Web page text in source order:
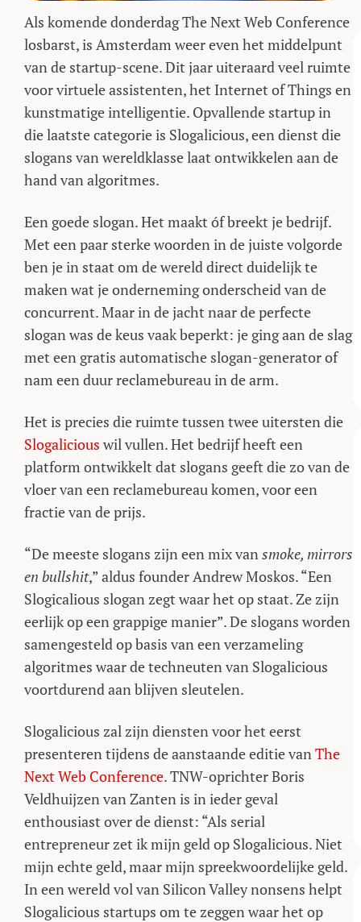
Als komende donderdag The Next Web Conference
losbarst, is Amsterdam weer even het middelpunt
van de startup-scene. Dit jaar uiteraard veel ruimte
voor virtuele assistenten, het Internet of Things en
kunstmatige intelligentie. Opvallende startup in
die laatste categorie is Slogalicious, een dienst die
slogans van wereldklasse laat ontwikkelen aan de
hand van algoritmes.
Een goede slogan. Het maakt óf breekt je bedrijf.
Met een paar sterke woorden in de juiste volgorde
ben je in staat om de wereld direct duidelijk te
maken wat je onderneming onderscheid van de
concurrent. Maar in de jacht naar de perfecte
slogan was de keus vaak beperkt: je ging aan de slag
met een gratis automatische slogan-generator of
nam een duur reclamebureau in de arm.
Het is precies die ruimte tussen twee uitersten die
Slogalicious wil vullen. Het bedrijf heeft een
platform ontwikkelt dat slogans geeft die zo van de
vloer van een reclamebureau komen, voor een
fractie van de prijs.
“De meeste slogans zijn een mix vansmoke, mirrors
en bullshit,” aldus founder Andrew Moskos. “Een
Slogicalious slogan zegt waar het op staat. Ze zijn
eerlijk op een grappige manier”. De slogans worden
samengesteld op basis van een verzameling
algoritmes waar de techneuten van Slogalicious
voortdurend aan blijven sleutelen.
Slogalicious zal zijn diensten voor het eerst
presenteren tijdens de aanstaande editie vanThe
Next Web Conference. TNW-oprichter Boris
Veldhuijzen van Zanten is in ieder geval
enthousiast over de dienst: “Als serial
entrepreneur zet ik mijn geld op Slogalicious. Niet
mijn echte geld, maar mijn spreekwoordelijke geld.
In een wereld vol van Silicon Valley nonsens helpt
Slogalicious startups om te zeggen waar het op